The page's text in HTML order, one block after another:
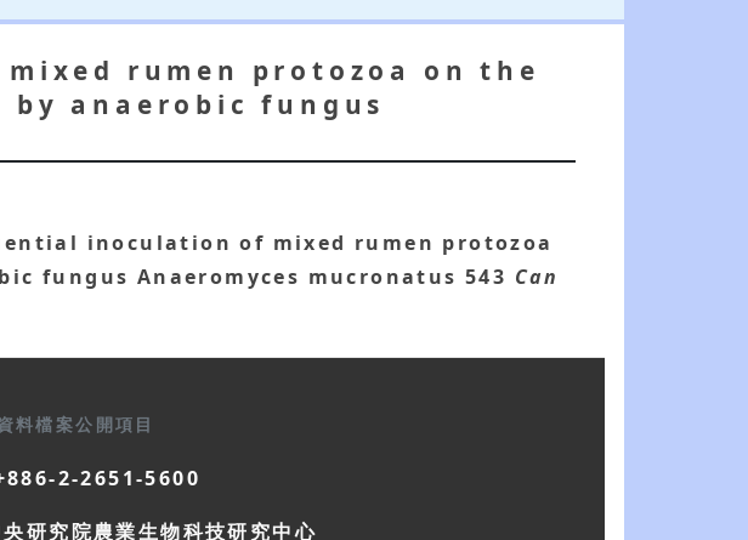
rumen protozoa on the
anaerobic fungus
inoculation of mixed rumen protozoa
fungus Anaeromyces mucronatus 543 Can
料檔案公開項目
2-2651-5600
研究院農業生物科技研究中心